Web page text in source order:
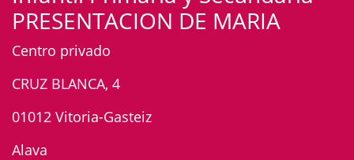
PRESENTACION DE MARIA
Centro privado
CRUZ BLANCA, 4
01012 Vitoria-Gasteiz
Alava